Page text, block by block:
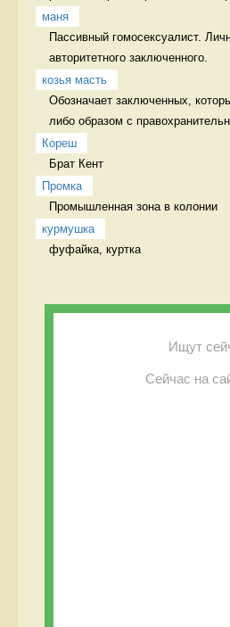
маня
Пассивный гомосексуалист.
авторитетного заключенного.
козья масть
Обозначает заключенных,
либо образом с
Кореш
Брат Кент
Промка
Промышленная зона в колонии
курмушка
фуфайка, куртка
Ищут
Сейчас на